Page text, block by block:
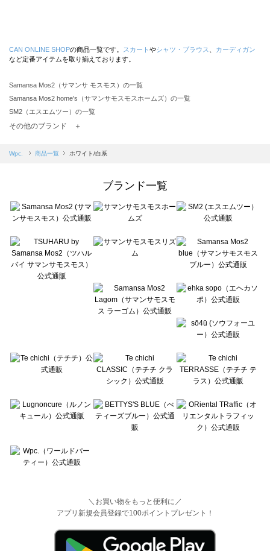
CAN ONLINE SHOPの商品一覧です。 スカート やシャツ・ブラウス
カーディガン
など定番アイテムを取り揃えております。
Samansa Mos2（サマンサ モスモス）の一覧
Samansa Mos2 home's（サマンサモスモスホームズ）の一覧
SM2（エスエムツー）の一覧
TSUHARU by Samansa Mos2（ツハルバイサマンサモスモス）の一覧
Samansa Mos2 blue（サマンサモスモス ブルー）の一覧
Te chichi（テチチ）の一覧
Te chichi CLASSIC（テチチ クラシック）の一覧
Lugnoncure（ルノンキュール）の一覧
BETTY'S BLUE（べティーズブルー）の一覧
Wpc.（ワールドパーティー）の一覧
その他のブランド ＋
Wpc. 商品一覧 ホワイト/白系
ブランド一覧
＼お買い物をもっと便利に／
アプリ新規会員登録で100ポイントプレゼント！